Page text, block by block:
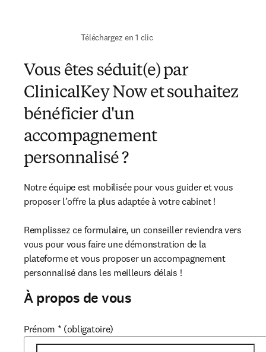
Téléchargez en 1 clic
Vous êtes séduit(e) par
ClinicalKey Now et souhaitez
bénéficier d'un
accompagnement
personnalisé ?
Notre équipe est mobilisée pour vous guider et vous
proposer l’offre la plus adaptée à votre cabinet !
Remplissez ce formulaire, un conseiller reviendra vers
vous pour vous faire une démonstration de la
plateforme et vous proposer un accompagnement
personnalisé dans les meilleurs délais !
À propos de vous
Prénom * (obligatoire)